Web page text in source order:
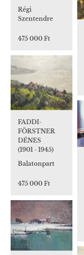
Régi
Szentendre
475 000 Ft
FADDI-
FÖRSTNER
DÉNES
(1901 - 1945)
Balatonpart
475 000 Ft